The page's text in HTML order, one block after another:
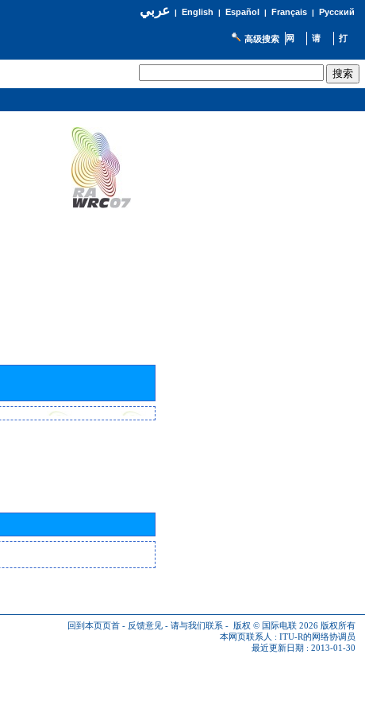
عربي| English | Español | Français| Русский
高级搜索
回到本页页首 - 反馈意见 - 请与我们联系 - 版权 © 国际电联 2026 版权所有
本网页联系人 : ITU-R的网络协调员
最近更新日期 : 2013-01-30